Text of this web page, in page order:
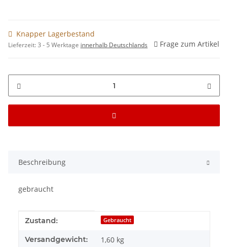
Knapper Lagerbestand
Lieferzeit:3 - 5 Werktage innerhalb Deutschlands Frage zum Artikel
Beschreibung
gebraucht
Produkteigenschaft
Wert
Zustand: Gebraucht
Versandgewicht: 1,60 kg